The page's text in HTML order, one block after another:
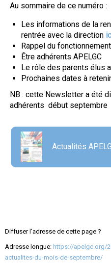
Au sommaire de ce numéro :
Les informations de la
rentrée avec la direction
Rappel du
Être adhérents APELGC
Le rôle des parents élus
Prochaines dates à retenir
NB : cette Newsletter a été
adhérents début septembre
Actualités
Diffuser l'adresse de cette page ?
Adresse longue: https://apelgc.org/
actualites-du-mois-de-septembre/